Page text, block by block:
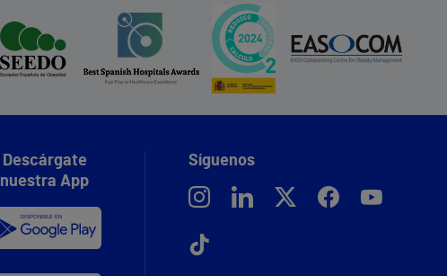
Descárgate
nuestra App
Síguenos